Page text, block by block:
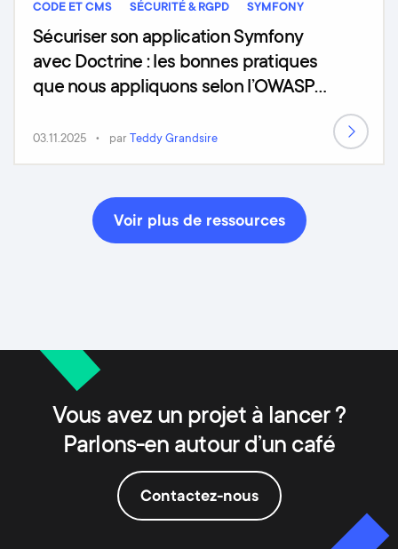
CODE ET CMS SÉCURITÉ & RGPD SYMFONY
Sécuriser son application Symfony
avec Doctrine : les bonnes pratiques
que nous appliquons selon l’OWASP
03.11.2025 par Teddy Grandsire
Voir plus de ressources
Vous avez un projet à lancer ?
Parlons-en autour d’un café
Contactez-nous